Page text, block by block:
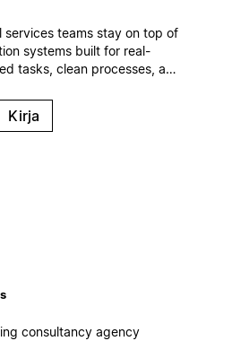
services teams stay on top of
systems built for real-
tasks, clean processes, and
Kirja
consultancy agency